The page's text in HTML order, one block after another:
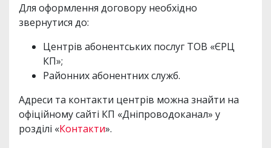
Для оформлення договору необхідно
звернутися до:
Центрів абонентських послуг ТОВ «ЄРЦ
КП»;
Районних абонентних служб.
Адреси та контакти центрів можна знайти на
офіційному сайті КП «Дніпроводоканал» у
розділі «Контакти».